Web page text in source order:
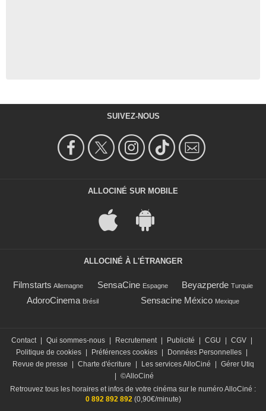
SUIVEZ-NOUS
ALLOCINÉ SUR MOBILE
ALLOCINÉ À L'ÉTRANGER
Filmstarts Allemagne SensaCine Espagne Beyazperde Turquie
AdoroCinema Brésil Sensacine México Mexique
Contact Qui sommes-nous Recrutement Publicité CGU CGV
Politique de cookies
Préférences cookies Données Personnelles
Revue de presse
Charte d'écriture Les services AlloCiné
Gérer Utiq
©AlloCiné
Retrouvez tous les horaires et infos de votre cinéma sur le numéro AlloCiné :
0 892 892 892(0,90€/minute)